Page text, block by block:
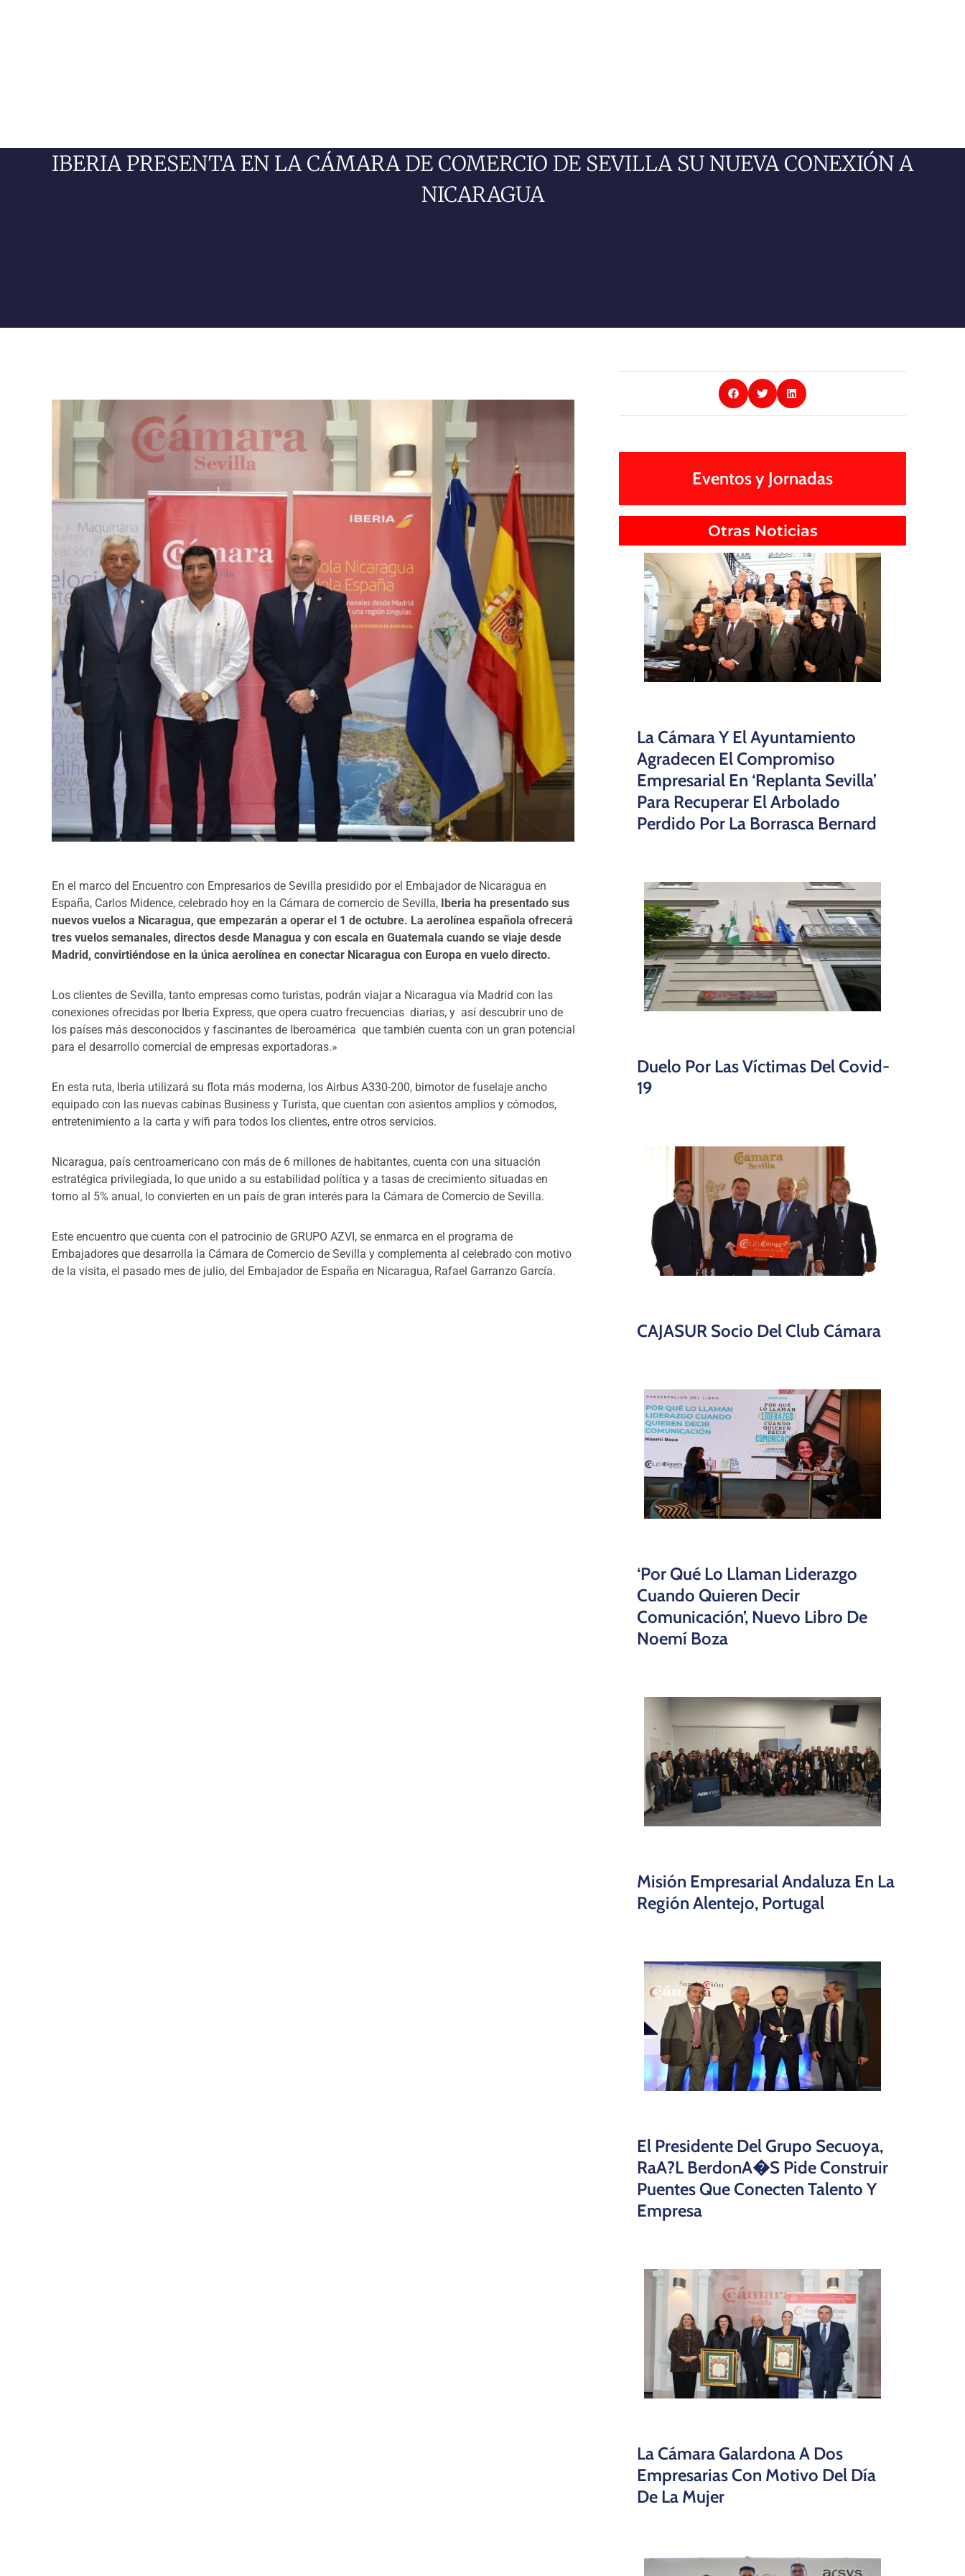
IBERIA PRESENTA EN LA CÁMARA DE COMERCIO DE SEVILLA SU NUEVA CONEXIÓN A
NICARAGUA
En el marco del Encuentro con Empresarios de Sevilla presidido por el Embajador de Nicaragua en
España, Carlos Midence, celebrado hoy en la Cámara de comercio de Sevilla,
Iberia ha presentado sus
nuevos vuelos a Nicaragua, que empezarán a operar el 1 de octubre. La aerolínea española ofrecerá
tres vuelos semanales, directos desde Managua y con escala en Guatemala cuando se viaje desde
Madrid, convirtiéndose en la única aerolínea en conectar Nicaragua con Europa en vuelo directo.
Los clientes de Sevilla, tanto empresas como turistas, podrán viajar a Nicaragua vía Madrid con las
conexiones ofrecidas por Iberia Express, que opera cuatro frecuencias diarias, y así descubrir uno de
los países más desconocidos y fascinantes de Iberoamérica que también cuenta con un gran potencial
para el desarrollo comercial de empresas exportadoras.»
En esta ruta, Iberia utilizará su flota más moderna, los Airbus A330-200, bimotor de fuselaje ancho
equipado con las nuevas cabinas Business y Turista, que cuentan con asientos amplios y cómodos,
entretenimiento a la carta y wifi para todos los clientes, entre otros servicios.
Nicaragua, país centroamericano con más de 6 millones de habitantes, cuenta con una situación
estratégica privilegiada, lo que unido a su estabilidad política y a tasas de crecimiento situadas en
torno al 5% anual, lo convierten en un país de gran interés para la Cámara de Comercio de Sevilla.
Este encuentro que cuenta con el patrocinio de GRUPO AZVI, se enmarca en el programa de
Embajadores que desarrolla la Cámara de Comercio de Sevilla y complementa al celebrado con motivo
de la visita, el pasado mes de julio, del Embajador de España en Nicaragua, Rafael Garranzo García.
Eventos y Jornadas
Otras Noticias
La Cámara Y El Ayuntamiento
Agradecen El Compromiso
Empresarial En ‘Replanta Sevilla’
Para Recuperar El Arbolado
Perdido Por La Borrasca Bernard
Duelo Por Las Víctimas Del Covid-
19
CAJASUR Socio Del Club Cámara
‘Por Qué Lo Llaman Liderazgo
Cuando Quieren Decir
Comunicación’, Nuevo Libro De
Noemí Boza
Misión Empresarial Andaluza En La
Región Alentejo, Portugal
El Presidente Del Grupo Secuoya,
RaA?l BerdonA�s Pide Construir
Puentes Que Conecten Talento Y
Empresa
La Cámara Galardona A Dos
Empresarias Con Motivo Del Día
De La Mujer